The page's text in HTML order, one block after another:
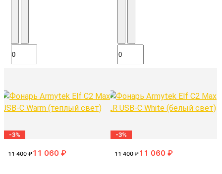
-3% -3%